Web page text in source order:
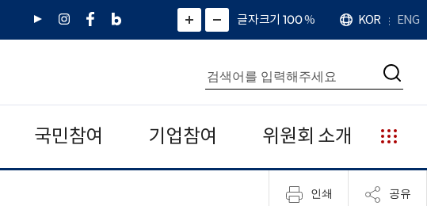
유
인
페
네
그
)
화
면
면
소
확
대
치
글자크기 100%
언
어
KOR ENG
통
합
검
색
검
국민참여 기업참여 위원회 소개
누
리
집
인쇄 공유